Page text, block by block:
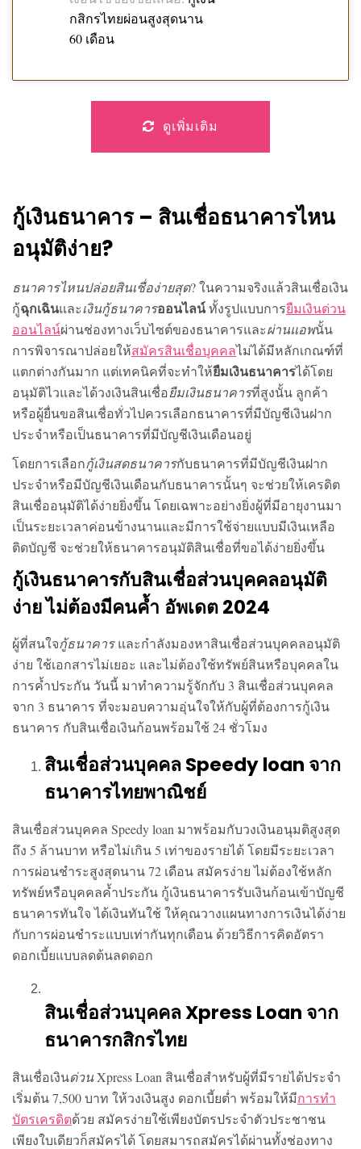
กสิกรไทยผ่อนสูงสุดนาน
60 เดือน
ดูเพิ่มเติม
กู้เงินธนาคาร– สินเชื่อธนาคารไหน
อนุมัติง่าย?
ธนาคารไหนปล่อยสินเชื่อง่ายสุด? ในความจริงแล้วสินเชื่อเงิน
กู้ฉุกเฉินและเงินกู้ธนาคารออนไลน์ทั้งรูปแบบการยืมเงินด่วน
ออนไลน์ผ่านช่องทางเว็บไซต์ของธนาคารและผ่านแอพนั้น
การพิจารณาปล่อยให้สมัครสินเชื่อบุคคลไม่ได้มีหลักเกณฑ์ที่
แตกต่างกันมาก แต่เทคนิคที่จะทำให้ยืมเงินธนาคารได้โดย
อนุมัติไวและได้วงเงินสินเชื่อยืมเงินธนาคารที่สูงนั้น ลูกค้า
หรือผู้ยื่นขอสินเชื่อทั่วไปควรเลือกธนาคารที่มีบัญชีเงินฝาก
ประจำหรือเป็นธนาคารที่มีบัญชีเงินเดือนอยู่
โดยการเลือกกู้เงินสดธนาคารกับธนาคารที่มีบัญชีเงินฝาก
ประจำหรือมีบัญชีเงินเดือนกับธนาคารนั้นๆ จะช่วยให้เครดิต
สินเชื่ออนุมัติได้ง่ายยิ่งขึ้น โดยเฉพาะอย่างยิ่งผู้ที่มีอายุงานมา
เป็นระยะเวลาค่อนข้างนานและมีการใช้จ่ายแบบมีเงินเหลือ
ติดบัญชี จะช่วยให้ธนาคารอนุมัติสินเชื่อที่ขอได้ง่ายยิ่งขึ้น
กู้เงินธนาคารกับสินเชื่อส่วนบุคคลอนุมัติ
ง่าย ไม่ต้องมีคนค้ำ อัพเดต2024
ผู้ที่สนใจกู้ธนาคาร และกำลังมองหาสินเชื่อส่วนบุคคลอนุมัติ
ง่าย ใช้เอกสารไม่เยอะ และไม่ต้องใช้ทรัพย์สินหรือบุคคลใน
การค้ำประกัน วันนี้ มาทำความรู้จักกับ 3 สินเชื่อส่วนบุคคล
จาก 3 ธนาคาร ที่จะมอบความอุ่นใจให้กับผู้ที่ต้องการกู้เงิน
ธนาคาร กับสินเชื่อเงินก้อนพร้อมใช้ 24 ชั่วโมง
สินเชื่อส่วนบุคคลSpeedy loan จาก
ธนาคารไทยพาณิชย์
สินเชื่อส่วนบุคคล Speedy loan มาพร้อมกับวงเงินอนุมติสูงสุด
ถึง 5 ล้านบาท หรือไม่เกิน 5 เท่าของรายได้ โดยมีระยะเวลา
การผ่อนชำระสูงสุดนาน 72 เดือน สมัครง่าย ไม่ต้องใช้หลัก
ทรัพย์หรือบุคคลค้ำประกัน กู้เงินธนาคารรับเงินก้อนเข้าบัญชี
ธนาคารทันใจ ได้เงินทันใช้ ให้คุณวางแผนทางการเงินได้ง่าย
กับการผ่อนชำระแบบเท่ากันทุกเดือน ด้วยวิธีการคิดอัตรา
ดอกเบี้ยแบบลดต้นลดดอก
สินเชื่อส่วนบุคคลXpress Loan จาก
ธนาคารกสิกรไทย
สินเชื่อเงินด่วนXpress Loan สินเชื่อสำหรับผู้ที่มีรายได้ประจำ
เริ่มต้น 7,500 บาท ให้วงเงินสูง ดอกเบี้ยต่ำ พร้อมให้มีการทำ
บัตรเครดิตด้วย สมัครง่ายใช้เพียงบัตรประจำตัวประชาชน
เพียงใบเดียวก็สมัครได้ โดยสมารถสมัครได้ผ่านทั้งช่องทาง